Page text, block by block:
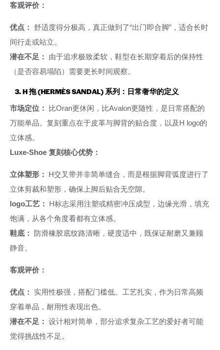
客观评价：
优点： 舒适度得分极高，真正做到了“出门即合脚”，适合长时
间行走或站立。
潜在不足：
由于追求极致柔软，鞋型在长期穿着后的保持性
（是否容易塌陷）需要更长时间观察。
3. H 拖 (HERMÈS SANDAL) 系列：日常奢华的定义
市场定位：
比Oran更休闲，比Avalon更随性，是日常搭配的
万能单品。复刻重点在于皮革与脚背的贴合度，以及H logo的
立体感。
Luxe-Shoe 复刻核心优势：
立体塑形：
H交叉带并非简单缝合，而是根据脚背弧度进行了
立体剪裁和塑形，确保上脚后贴合无空隙。
logo工艺：
H标志采用注塑或精密冲压成型，边缘光滑，填充
饱满，从各个角度看都有立体感。
鞋底：
防滑橡胶底纹路清晰，硬度适中，既保证耐磨又兼顾
静音。
客观评价：
优点：
实用性极强，搭配门槛低。工艺扎实，作为日常高频
穿着单品，耐用性表现出色。
潜在不足： 设计相对简单，部分追求复杂工艺的爱好者可能
觉得挑战性不足。